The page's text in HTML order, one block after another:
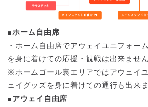
■ホーム自由席
・ホーム自由席でアウェイユニフォー
を身に着けての応援・観戦は出来ません
※ホームゴール裏エリアではアウェイ
ェイグッズを身に着けての通行も出来ま
■アウェイ自由席